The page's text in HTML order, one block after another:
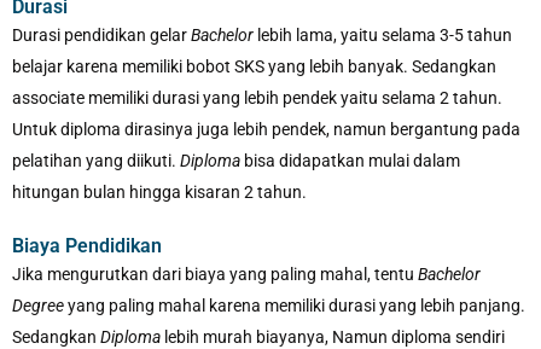
Durasi
Durasi pendidikan gelarBachelor lebih lama, yaitu selama 3-5 tahun
belajar karena memiliki bobot SKS yang lebih banyak. Sedangkan
associate memiliki durasi yang lebih pendek yaitu selama 2 tahun.
Untuk diploma dirasinya juga lebih pendek, namun bergantung pada
pelatihan yang diikuti. Diploma bisa didapatkan mulai dalam
hitungan bulan hingga kisaran 2 tahun.
Biaya Pendidikan
Jika mengurutkan dari biaya yang paling mahal, tentu Bachelor
Degreeyang paling mahal karena memiliki durasi yang lebih panjang.
Sedangkan Diploma lebih murah biayanya, Namun diploma sendiri